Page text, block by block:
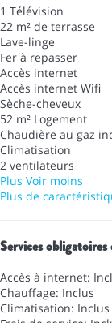
1 Télévision
22 m² de terrasse
Lave-linge
Fer à repasser
Accès internet
Accès internet Wifi
Sèche-cheveux
52 m² Logement
Chaudière au gaz
Climatisation
2 ventilateurs
Plus Voir moins
Plus de
Services obligatoires
Accès à internet:
Chauffage: Inclus
Climatisation: Inclus